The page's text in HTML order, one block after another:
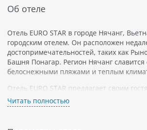
Об отеле
Отель EURO STAR в городе Нячанг,
городским отелем. Он расположен
достопримечательностей, таких как
Башня Понагар. Регион Нячанг славится
белоснежными пляжами и теплым
Отель EURO STAR предлагает своим
комфортабельные номера с
бесплатным Wi-Fi на всей территории.
Читать полностью